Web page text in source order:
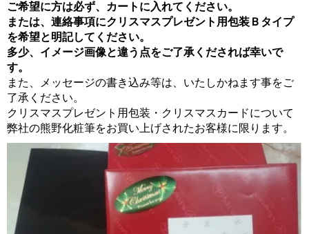
ご希望に方は必ず、カートに入れてください。
または、連絡事項にクリスマスプレゼント用包装Ｂタイプ
を希望と明記してください。
多少、イメージ画像と違う点をご了承くだされば幸いで
す。
また、メッセージの書き込み等は、いたしかねます事をご
了承ください。
クリスマスプレゼント用包装・クリスマスカードについて
弊社の熊野化粧筆をお買い上げされたお客様に限ります。